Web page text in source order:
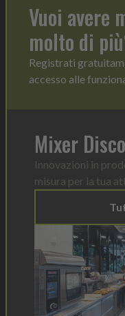
Vuoi avere
molto di
Registrati
accesso alle
Mixer
Innovazioni in
misura per la tua